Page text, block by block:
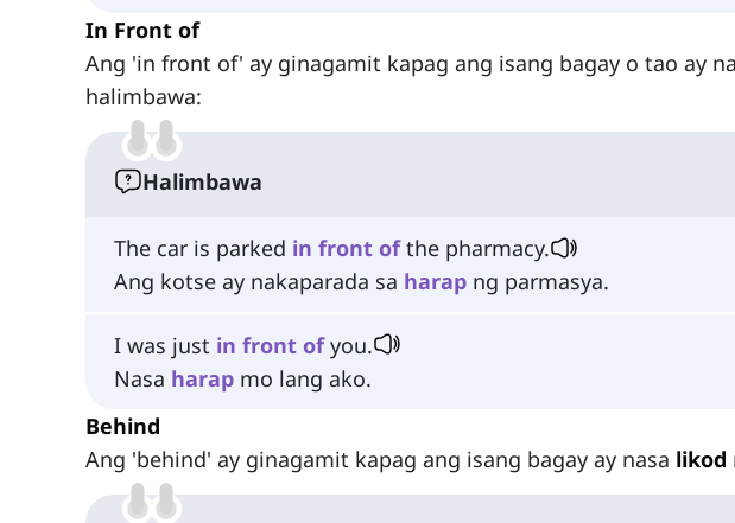
In Front of
Ang 'in front of' ay ginagamit kapag ang isang bagay o tao ay
halimbawa:
Halimbawa
The car is parked in front ofthe pharmacy.
Ang kotse ay nakaparada sa harap ng parmasya.
I was just in front ofyou.
Nasa harap mo lang ako.
Behind
Ang 'behind' ay ginagamit kapag ang isang bagay ay nasa likod